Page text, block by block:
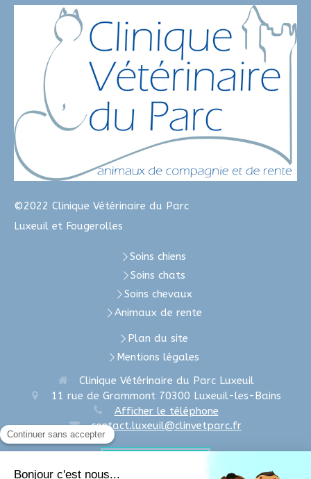
©2022 Clinique Vétérinaire du Parc
Luxeuil et Fougerolles
Soins chiens
Soins chats
Soins chevaux
Animaux de rente
Plan du site
Mentions légales
Clinique Vétérinaire du Parc Luxeuil
11 rue de Grammont 70300 Luxeuil-les-Bains
Afficher le téléphone
contact.luxeuil@clinvetparc.fr